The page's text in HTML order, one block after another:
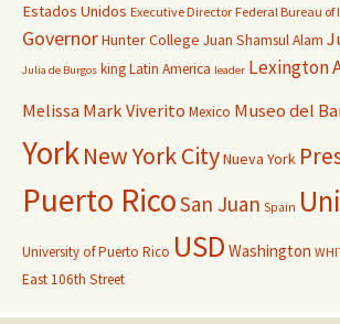
Estados Unidos Executive Director Federal Bureau of
GovernorHunter College Juan Shamsul Alam
Julia de Burgos kingLatin America leader Lexington
Melissa Mark Viverito Mexico Museo del
YorkNew York CityNueva York
Puerto RicoSan Juan Spain
University of Puerto Rico USD Washington
East 106th Street